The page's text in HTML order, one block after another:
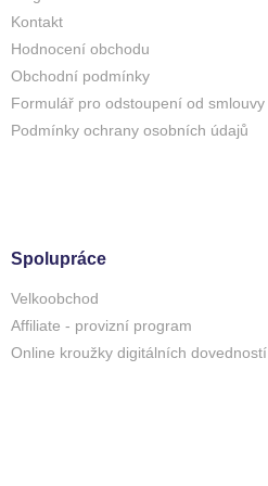
Kontakt
Hodnocení obchodu
Obchodní podmínky
Formulář pro odstoupení od smlouvy
Podmínky ochrany osobních údajů
Spolupráce
Velkoobchod
Affiliate - provizní program
Online kroužky digitálních dovedností